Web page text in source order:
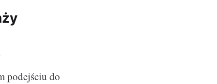
podejściu do